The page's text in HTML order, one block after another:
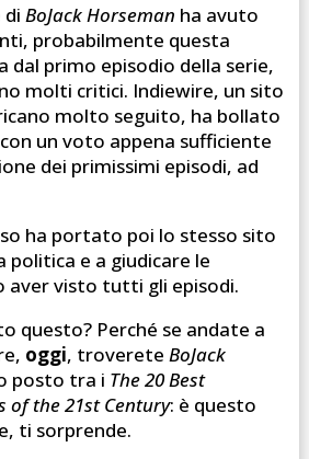
di BoJack Horseman ha avuto
probabilmente questa
primo episodio della serie,
molti critici. Indiewire, un sito
molto seguito, ha bollato
un voto appena sufficiente
dei primissimi episodi, ad
ha portato poi lo stesso sito
politica e a giudicare le
aver visto tutti gli episodi.
questo? Perché se andate a
oggi, troverete BoJack
posto tra i The 20 Best
of the 21st Century: è questo
ti sorprende.